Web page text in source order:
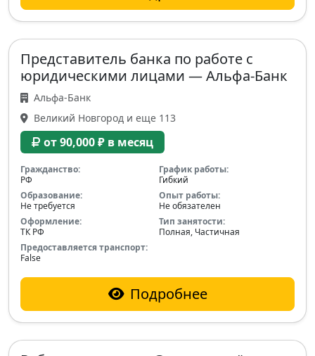
Представитель банка по работе с
юридическими лицами — Альфа-Банк
Альфа-Банк
Великий Новгород и еще 113
от 90,000 ₽ в месяц
Гражданство:
РФ
График работы:
Гибкий
Образование:
Не требуется
Опыт работы:
Не обязателен
Оформление:
ТК РФ
Тип занятости:
Полная, Частичная
Предоставляется транспорт:
False
Подробнее